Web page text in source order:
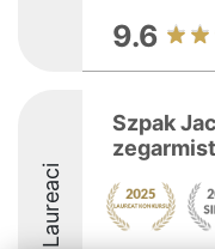
9.6
Laureaci
Szpak